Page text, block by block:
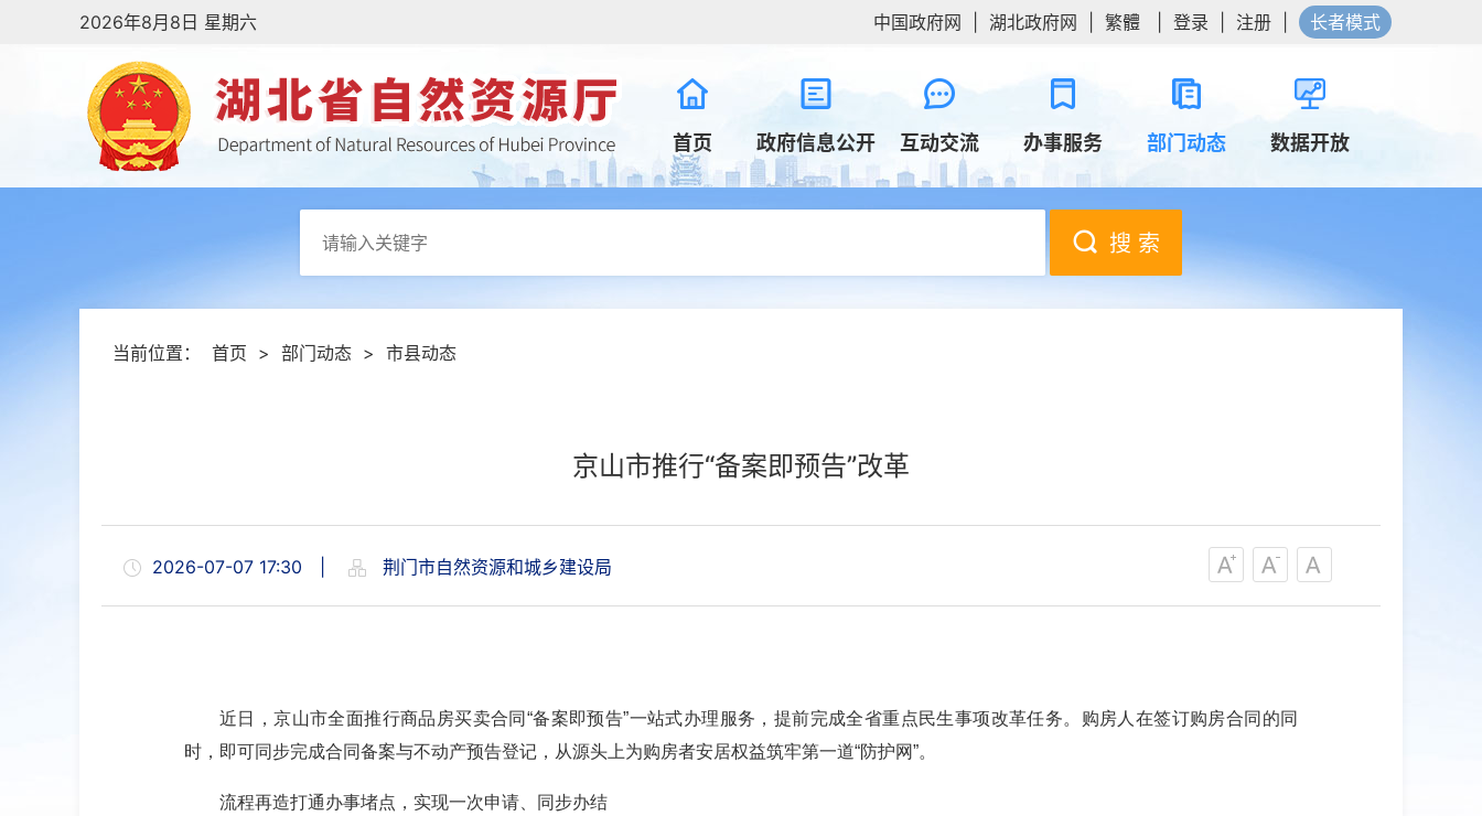
2026年8月8日 星期六 中国政府网 湖北政府网 繁體 登录 注册 长者模式
首页 政府信息公开 互动交流 办事服务 部门动态 数据开放
搜 索
当前位置： 首页 > 部门动态 > 市县动态
京山市推行“备案即预告”改革
2026-07-07 17:30 荆门市自然资源和城乡建设局
近日，京山市全面推行商品房买卖合同 “备案即预告”一站式办理服务，提前完成全省重点民生事项改革任务。购房人在签订购房合同的同
时，即可同步完成合同备案与不动产预告登记，从源头上为购房者安居权益筑牢第一道“防护网”。
流程再造打通办事堵点，实现一次申请、同步办结